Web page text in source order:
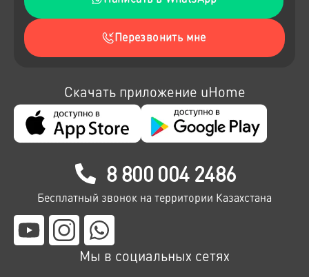
Перезвонить мне
Скачать приложение uHome
8 800 004 2486
Бесплатный звонок на территории Казахстана
Мы в социальных сетях